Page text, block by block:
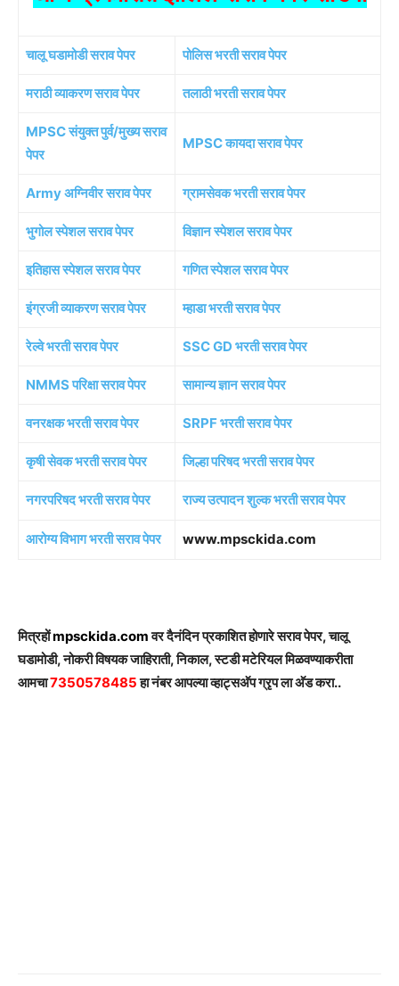
चालू घडामोडी सराव पेपर पोलिस भरती सराव पेपर
मराठी व्याकरण सराव पेपर तलाठी भरती सराव पेपर
MPSC संयुक्त पुर्व/मुख्य सराव
पेपर
MPSC कायदा सराव पेपर
Army अग्निवीर सराव पेपर ग्रामसेवक भरती सराव पेपर
भुगोल स्पेशल सराव पेपर विज्ञान स्पेशल सराव पेपर
इतिहास स्पेशल सराव पेपर गणित स्पेशल सराव पेपर
इंग्रजी व्याकरण सराव पेपर म्हाडा भरती सराव पेपर
रेल्वे भरती सराव पेपर SSC GD भरती सराव पेपर
NMMS परिक्षा सराव पेपर सामान्य ज्ञान सराव पेपर
वनरक्षक भरती सराव पेपर SRPF भरती सराव पेपर
कृषी सेवक भरती सराव पेपर जिल्हा परिषद भरती सराव पेपर
नगरपरिषद भरती सराव पेपर राज्य उत्पादन शुल्क भरती सराव पेपर
आरोग्य विभाग भरती सराव पेपर www.mpsckida.com
मित्रहोंmpsckida.comवर दैनंदिन प्रकाशित होणारे सराव पेपर, चालू
घडामोडी, नोकरी विषयक जाहिराती, निकाल, स्टडी मटेरियल मिळवण्याकरीता
आमचा7350578485हा नंबर आपल्या व्हाट्सअ‍ॅप ग्रृप ला अ‍ॅड करा..